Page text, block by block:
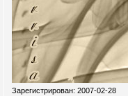
Зарегистрирован: 2007-02-28